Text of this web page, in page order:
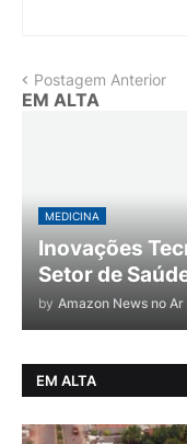
Postagem Anterior
EM ALTA
MEDICINA
Inovações
Setor de
by Amazon News no Ar
EM ALTA